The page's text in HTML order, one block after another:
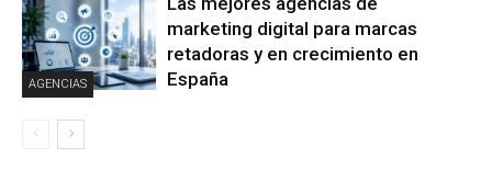
AGENCIAS
marketing digital para marcas
retadoras y en crecimiento en
España